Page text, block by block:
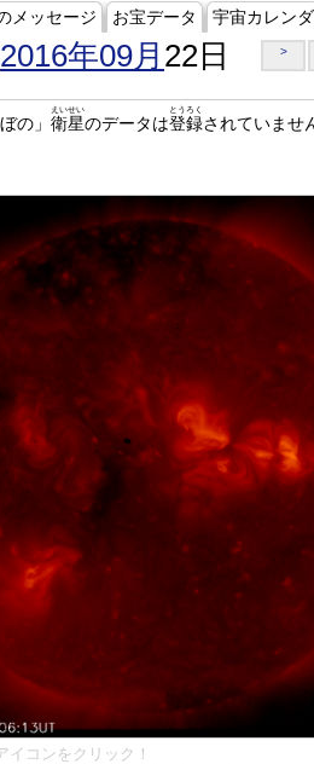
メッセージ お宝データ 宇宙カレン
2016年09月 22日 >
の」 衛星
えいせい
のデータは登録
とうろく
されていませ
コンをクリック！